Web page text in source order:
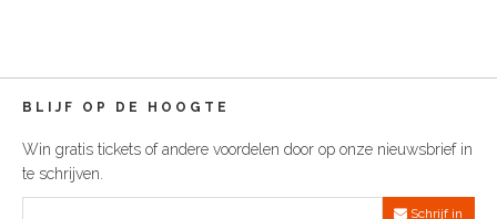
BLIJF OP DE HOOGTE
Win gratis tickets of andere voordelen door op onze nieuwsbrief in
te schrijven.
Schrijf in